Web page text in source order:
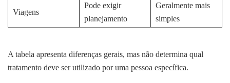
Viagens
Pode exigir
planejamento
Geralmente mais
simples
A tabela apresenta diferenças gerais, mas não determina qual
tratamento deve ser utilizado por uma pessoa específica.